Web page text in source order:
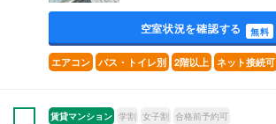
空室状況を確認する 無料
エアコン バス・トイレ別 2階以上 ネット接続可
賃貸マンション 学割 女子割 合格前予約可